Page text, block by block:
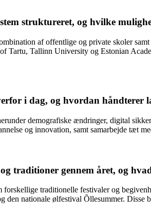
struktureret, og hvilke
af offentlige og private skoler
Tartu, Tallinn University og Estonian
i dag, og hvordan håndterer
demografiske ændringer, digital
og innovation, samt samarbejde tæt
traditioner gennem året, og
forskellige traditionelle festivaler og
nationale ølfestival Õllesummer.